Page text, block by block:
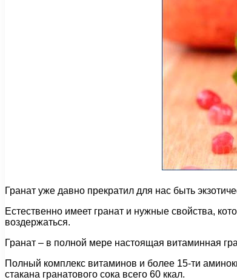
Гранат уже давно прекратил для нас быть
Естественно имеет гранат и нужные свойства,
воздержаться.
Гранат – в полной мере настоящая витаминная
Полный комплекс витаминов и более 15-ти
стакана гранатового сока всего 60 ккал.